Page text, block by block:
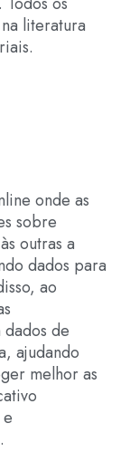
literatura
onde as
sobre
outras a
dados para
ao
de
ajudando
melhor as